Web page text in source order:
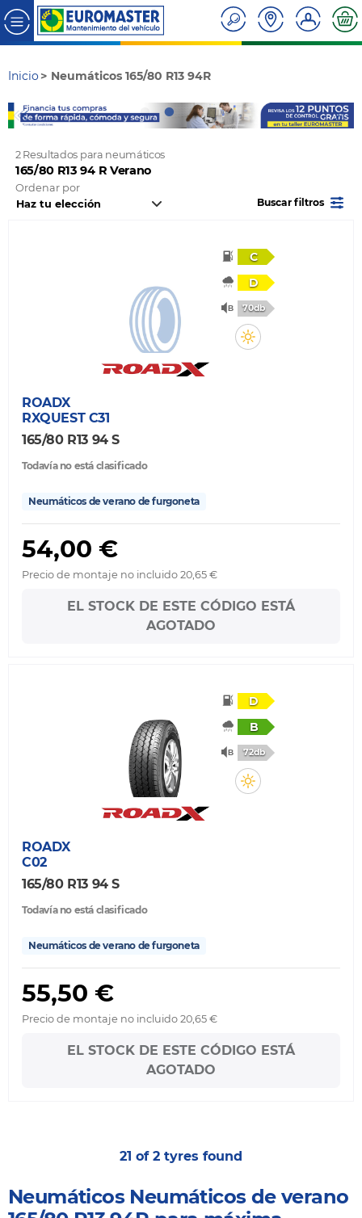
Inicio Neumáticos 165/80 R13 94R
2 Resultados para neumáticos
165/80 R13 94 R Verano
Ordenar por
Buscar filtros
C
D
70db
ROADX
RXQUEST C31
165/80 R13 94 S
Todavía no está clasificado
Neumáticos de verano de furgoneta
54,00 €
Precio de montaje no incluido 20,65 €
EL STOCK DE ESTE CÓDIGO ESTÁ
AGOTADO
D
B
72db
ROADX
C02
165/80 R13 94 S
Todavía no está clasificado
Neumáticos de verano de furgoneta
55,50 €
Precio de montaje no incluido 20,65 €
EL STOCK DE ESTE CÓDIGO ESTÁ
AGOTADO
21 of 2 tyres found
Neumáticos Neumáticos de verano